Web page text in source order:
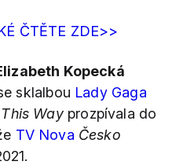
ČTĚTE ZDE>>
Kopecká
sklalbou Lady Gaga
Wayprozpívala do
TV Nova Česko